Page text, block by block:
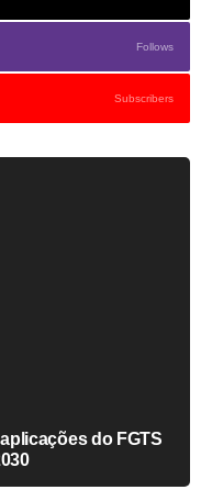
Follows
Subscribers
do FGTS